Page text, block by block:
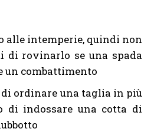
alle intemperie, quindi non
di rovinarlo se una spada
un combattimento
ordinare una taglia in più
di indossare una cotta di